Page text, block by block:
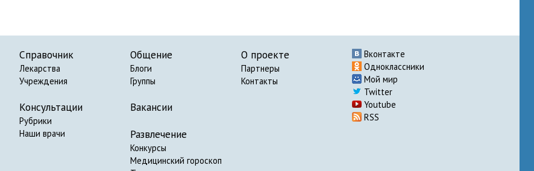
Справочник
Лекарства
Учреждения
Консультации
Рубрики
Наши врачи
Общение
Блоги
Группы
Вакансии
Развлечение
Конкурсы
Медицинский гороскоп
О проекте
Партнеры
Контакты
Вконтакте
Одноклассники
Мой мир
Twitter
Youtube
RSS